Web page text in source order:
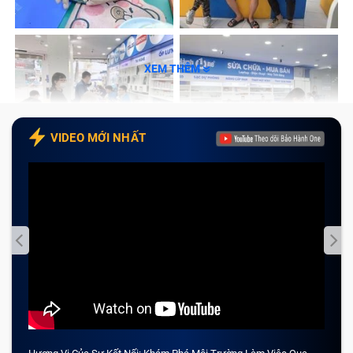
Vì màn hình là bộ phận rất mong manh nên cho dù bạn
là một người dùng sử dụng laptop cực kỳ cẩn thận thì
đôi khi cũng không tránh khỏi việc vô tình gây ra
Hoặc là máy tính của bạn đã sự dụng quá lâu, sản
phẩm nào cũng sẽ có vòng đời sử dụng, các linh kiện
cũng là điều bình thường. Một số dấu hiệu khác bạn
có thể thấy rõ ràng như sau:
thấy laptop Dell Inspiron 15 7559 4K đã bị lỗi giật
màn hình, cần được đưa đi kiểm tra và sửa chữa.
XEM THÊM
VIDEO MỚI NHẤT